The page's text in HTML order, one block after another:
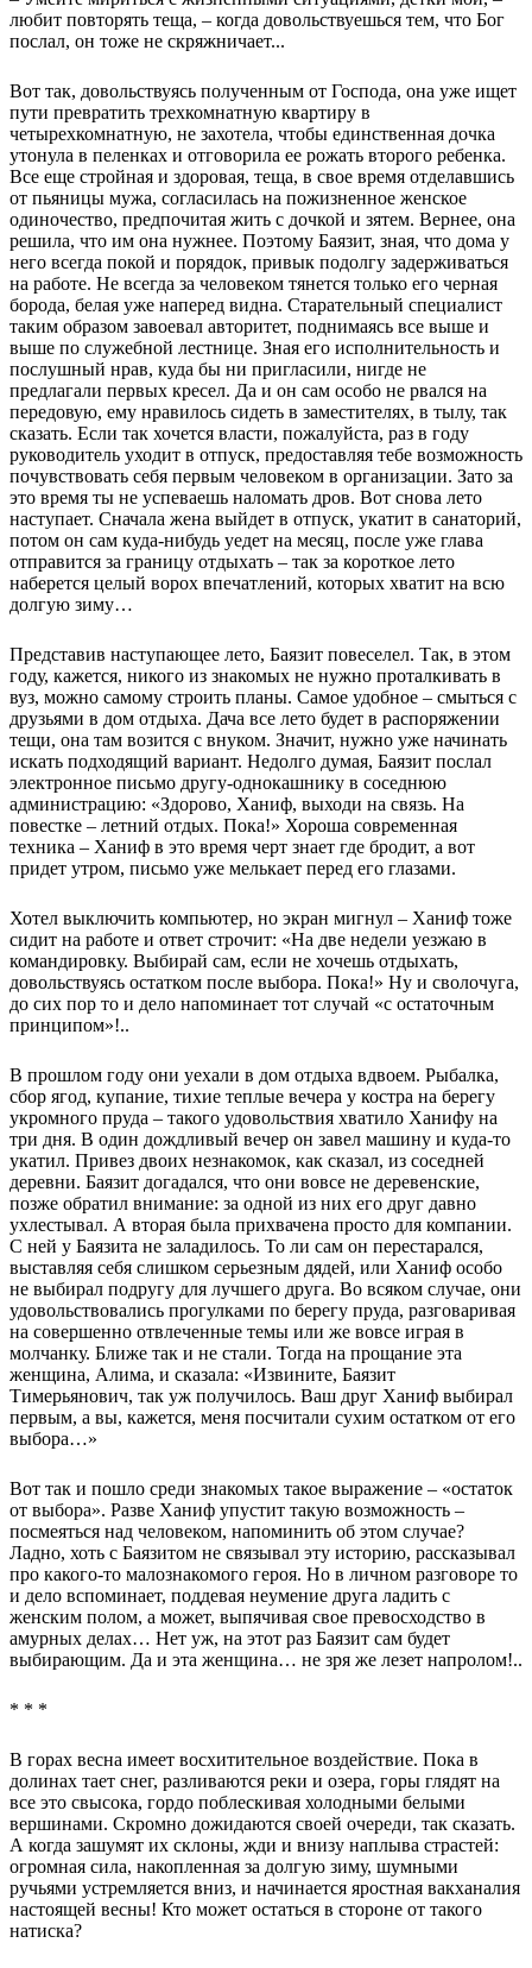
любит повторять теща, – когда довольствуешься тем, что Бог
послал, он тоже не скряжничает...
Вот так, довольствуясь полученным от Господа, она уже ищет
пути превратить трехкомнатную квартиру в
четырехкомнатную, не захотела, чтобы единственная дочка
утонула в пеленках и отговорила ее рожать второго ребенка.
Все еще стройная и здоровая, теща, в свое время отделавшись
от пьяницы мужа, согласилась на пожизненное женское
одиночество, предпочитая жить с дочкой и зятем. Вернее, она
решила, что им она нужнее. Поэтому Баязит, зная, что дома у
него всегда покой и порядок, привык подолгу задерживаться
на работе. Не всегда за человеком тянется только его черная
борода, белая уже наперед видна. Старательный специалист
таким образом завоевал авторитет, поднимаясь все выше и
выше по служебной лестнице. Зная его исполнительность и
послушный нрав, куда бы ни пригласили, нигде не
предлагали первых кресел. Да и он сам особо не рвался на
передовую, ему нравилось сидеть в заместителях, в тылу, так
сказать. Если так хочется власти, пожалуйста, раз в году
руководитель уходит в отпуск, предоставляя тебе возможность
почувствовать себя первым человеком в организации. Зато за
это время ты не успеваешь наломать дров. Вот снова лето
наступает. Сначала жена выйдет в отпуск, укатит в санаторий,
потом он сам куда-нибудь уедет на месяц, после уже глава
отправится за границу отдыхать – так за короткое лето
наберется целый ворох впечатлений, которых хватит на всю
долгую зиму…
Представив наступающее лето, Баязит повеселел. Так, в этом
году, кажется, никого из знакомых не нужно проталкивать в
вуз, можно самому строить планы. Самое удобное – смыться с
друзьями в дом отдыха. Дача все лето будет в распоряжении
тещи, она там возится с внуком. Значит, нужно уже начинать
искать подходящий вариант. Недолго думая, Баязит послал
электронное письмо другу-однокашнику в соседнюю
администрацию: «Здорово, Ханиф, выходи на связь. На
повестке – летний отдых. Пока!» Хороша современная
техника – Ханиф в это время черт знает где бродит, а вот
придет утром, письмо уже мелькает перед его глазами.
Хотел выключить компьютер, но экран мигнул – Ханиф тоже
сидит на работе и ответ строчит: «На две недели уезжаю в
командировку. Выбирай сам, если не хочешь отдыхать,
довольствуясь остатком после выбора. Пока!» Ну и сволочуга,
до сих пор то и дело напоминает тот случай «с остаточным
принципом»!..
В прошлом году они уехали в дом отдыха вдвоем. Рыбалка,
сбор ягод, купание, тихие теплые вечера у костра на берегу
укромного пруда – такого удовольствия хватило Ханифу на
три дня. В один дождливый вечер он завел машину и куда-то
укатил. Привез двоих незнакомок, как сказал, из соседней
деревни. Баязит догадался, что они вовсе не деревенские,
позже обратил внимание: за одной из них его друг давно
ухлестывал. А вторая была прихвачена просто для компании.
С ней у Баязита не заладилось. То ли сам он перестарался,
выставляя себя слишком серьезным дядей, или Ханиф особо
не выбирал подругу для лучшего друга. Во всяком случае, они
удовольствовались прогулками по берегу пруда, разговаривая
на совершенно отвлеченные темы или же вовсе играя в
молчанку. Ближе так и не стали. Тогда на прощание эта
женщина, Алима, и сказала: «Извините, Баязит
Тимерьянович, так уж получилось. Ваш друг Ханиф выбирал
первым, а вы, кажется, меня посчитали сухим остатком от его
выбора…»
Вот так и пошло среди знакомых такое выражение – «остаток
от выбора». Разве Ханиф упустит такую возможность –
посмеяться над человеком, напоминить об этом случае?
Ладно, хоть с Баязитом не связывал эту историю, рассказывал
про какого-то малознакомого героя. Но в личном разговоре то
и дело вспоминает, поддевая неумение друга ладить с
женским полом, а может, выпячивая свое превосходство в
амурных делах… Нет уж, на этот раз Баязит сам будет
выбирающим. Да и эта женщина… не зря же лезет напролом!..
* * *
В горах весна имеет восхитительное воздействие. Пока в
долинах тает снег, разливаются реки и озера, горы глядят на
все это свысока, гордо поблескивая холодными белыми
вершинами. Скромно дожидаются своей очереди, так сказать.
А когда зашумят их склоны, жди и внизу наплыва страстей:
огромная сила, накопленная за долгую зиму, шумными
ручьями устремляется вниз, и начинается яростная вакханалия
настоящей весны! Кто может остаться в стороне от такого
натиска?